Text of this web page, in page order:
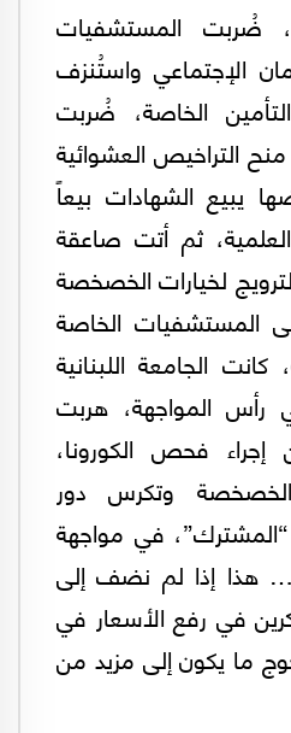
ضُربت المستشفيات
الإجتماعي واستُنزف
الخاصة، ضُربت
منح التراخيص العشوائية
يبيع الشهادات بيعاً
ثم أتت صاعقة
لخيارات الخصخصة
المستشفيات الخاصة
الجامعة اللبنانية
رأس المواجهة، هربت
فحص الكورونا،
وتكرس دور
“المشترك”، في مواجهة
هذا إذا لم نضف إلى
في رفع الأسعار في
ما يكون إلى مزيد من